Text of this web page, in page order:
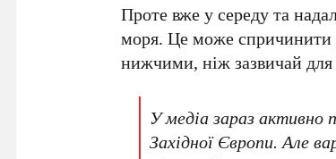
Проте вже у середу та
моря. Це може спричинити
нижчими, ніж зазвичай для
У медіа зараз активно
Західної Європи. Але